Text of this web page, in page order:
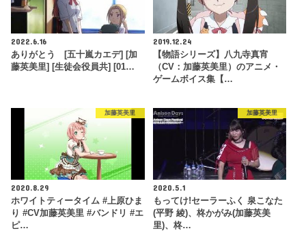
2022.6.16
ありがとう [五十嵐カエデ] [加
藤英美里] [生徒会役員共] [01…
2019.12.24
【物語シリーズ】八九寺真宵
（CV：加藤英美里）のアニメ・
ゲームボイス集【…
加藤英美里
2020.8.29
ホワイトティータイム #上原ひま
り #CV加藤英美里 #バンドリ #エ
ピ…
加藤英美里
2020.5.1
もってけ!セーラーふく 泉こなた
(平野 綾)、柊かがみ(加藤英美
里)、柊…